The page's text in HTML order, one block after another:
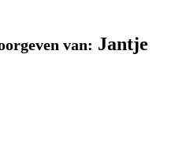
van: Jantje